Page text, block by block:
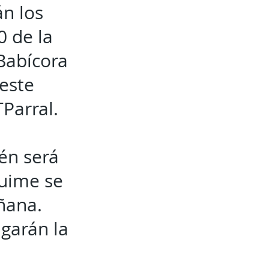
los
de la
será
se
la